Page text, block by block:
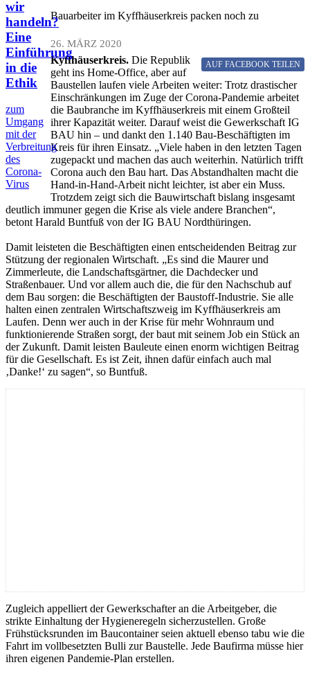
wir
handeln?
Eine
Einführung
in die
Ethik
zum
Umgang
mit der
Verbreitung
des
Corona-
Virus
Bauarbeiter im Kyffhäuserkreis packen noch zu
26. MÄRZ 2020
AUF FACEBOOK TEILEN
Kyffhäuserkreis. Die Republik
geht ins Home-Office, aber auf
Baustellen laufen viele Arbeiten weiter: Trotz drastischer
Einschränkungen im Zuge der Corona-Pandemie arbeitet
die Baubranche im Kyffhäuserkreis mit einem Großteil
ihrer Kapazität weiter. Darauf weist die Gewerkschaft IG
BAU hin – und dankt den 1.140 Bau-Beschäftigten im
Kreis für ihren Einsatz. „Viele haben in den letzten Tagen
zugepackt und machen das auch weiterhin. Natürlich trifft
Corona auch den Bau hart. Das Abstandhalten macht die
Hand-in-Hand-Arbeit nicht leichter, ist aber ein Muss.
Trotzdem zeigt sich die Bauwirtschaft bislang insgesamt
deutlich immuner gegen die Krise als viele andere Branchen“,
betont Harald Buntfuß von der IG BAU Nordthüringen.
Damit leisteten die Beschäftigten einen entscheidenden Beitrag zur
Stützung der regionalen Wirtschaft. „Es sind die Maurer und
Zimmerleute, die Landschaftsgärtner, die Dachdecker und
Straßenbauer. Und vor allem auch die, die für den Nachschub auf
dem Bau sorgen: die Beschäftigten der Baustoff-Industrie. Sie alle
halten einen zentralen Wirtschaftszweig im Kyffhäuserkreis am
Laufen. Denn wer auch in der Krise für mehr Wohnraum und
funktionierende Straßen sorgt, der baut mit seinem Job ein Stück an
der Zukunft. Damit leisten Bauleute einen enorm wichtigen Beitrag
für die Gesellschaft. Es ist Zeit, ihnen dafür einfach auch mal
‚Danke!‘ zu sagen“, so Buntfuß.
Zugleich appelliert der Gewerkschafter an die Arbeitgeber, die
strikte Einhaltung der Hygieneregeln sicherzustellen. Große
Frühstücksrunden im Baucontainer seien aktuell ebenso tabu wie die
Fahrt im vollbesetzten Bulli zur Baustelle. Jede Baufirma müsse hier
ihren eigenen Pandemie-Plan erstellen.